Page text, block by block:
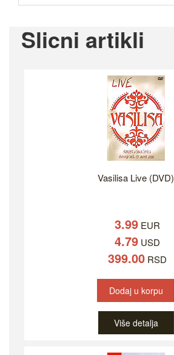
Slicni artikli
Vasilisa Live (DVD)
3.99 EUR
4.79 USD
399.00 RSD
Dodaj u korpu
Više detalja